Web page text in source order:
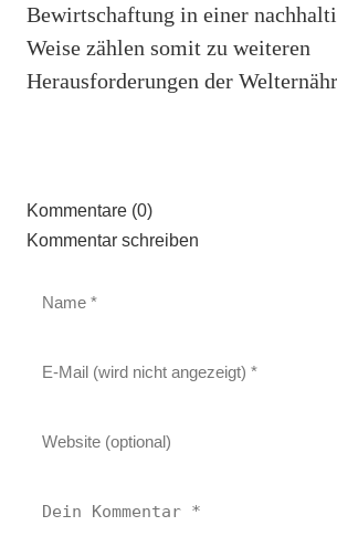
Bewirtschaftung in einer
Weise zählen somit zu weiteren
Herausforderungen der
Kommentare (0)
Kommentar schreiben